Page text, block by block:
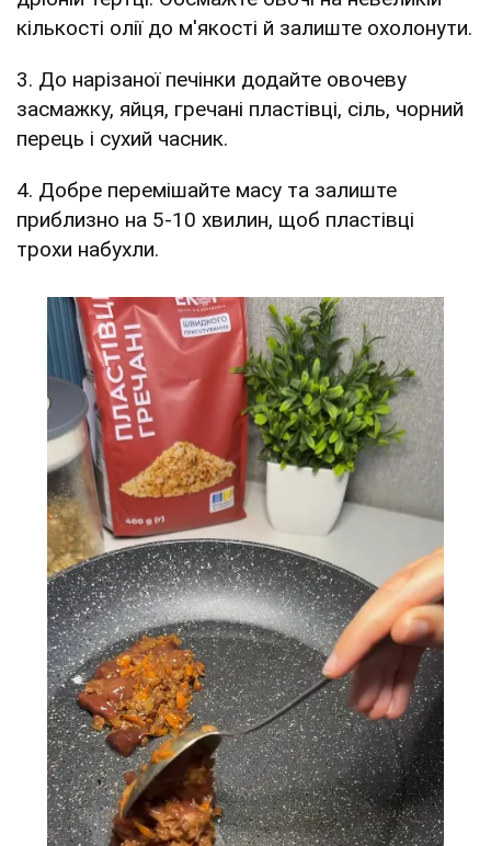
кількості олії до м'якості й залиште охолонути.
3. До нарізаної печінки додайте овочеву
засмажку, яйця, гречані пластівці, сіль, чорний
перець і сухий часник.
4. Добре перемішайте масу та залиште
приблизно на 5-10 хвилин, щоб пластівці
трохи набухли.